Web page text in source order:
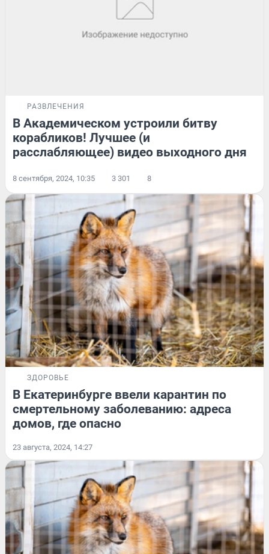
РАЗВЛЕЧЕНИЯ
В Академическом устроили битву
корабликов! Лучшее (и
расслабляющее) видео выходного дня
8 сентября, 2024, 10:35 3 301 8
ЗДОРОВЬЕ
В Екатеринбурге ввели карантин по
смертельному заболеванию: адреса
домов, где опасно
23 августа, 2024, 14:27